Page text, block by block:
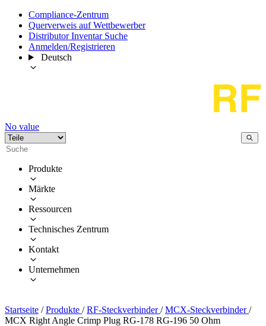
Compliance-Zentrum
Querverweis auf Wettbewerber
Distributor Inventar Suche
Anmelden/Registrieren
Deutsch
No value
Produkte
Märkte
Ressourcen
Technisches Zentrum
Kontakt
Unternehmen
Startseite / Produkte / RF-Steckverbinder/ MCX-Steckverbinder/
MCX Right Angle Crimp Plug RG-178 RG-196 50 Ohm